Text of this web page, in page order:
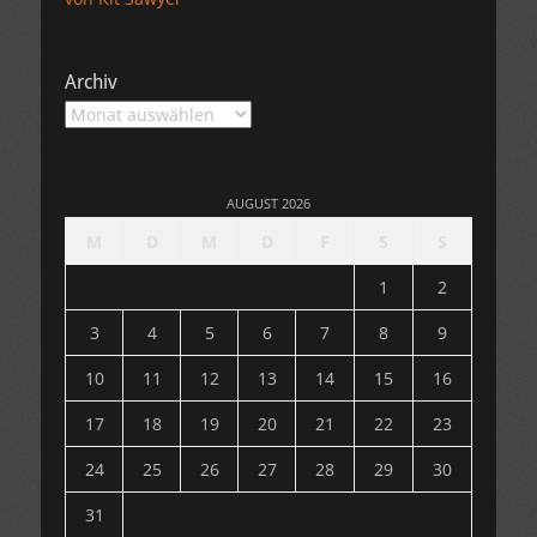
Archiv
Archiv
AUGUST 2026
1
2
3
4 5 6 7 8
9
10
11 12 13 14 15
16
17
18 19 20 21 22
23
24
25 26 27 28 29
30
31